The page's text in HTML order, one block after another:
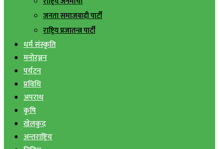
जनता समाजवादी पार्टी
राष्ट्रिय प्रजातन्त्र पार्टी
धर्म संस्कृति
मनोरञ्जन
पर्यटन
प्रविधि
अपराध
कृषि
खेलकुद
अन्तराष्ट्रिय